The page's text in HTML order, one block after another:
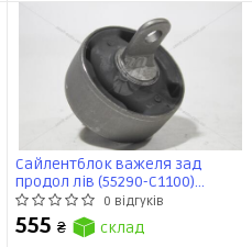
Сайлентблок важеля зад
продол лів (55290-C1100)
Sonata (14-) (KM0704477) KAP
0 відгуків
555 ₴ склад